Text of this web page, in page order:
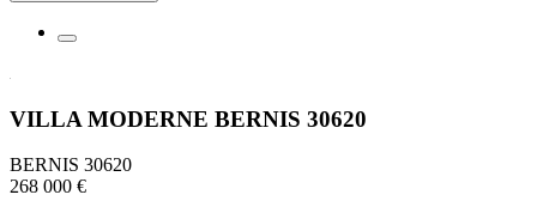
VILLA MODERNE BERNIS 30620
BERNIS 30620
268 000 €